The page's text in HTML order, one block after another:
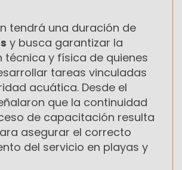
tendrá una duración de
y busca garantizar la
técnica y física de quienes
tareas vinculadas
acuática. Desde el
que la continuidad
de capacitación resulta
asegurar el correcto
del servicio en playas y